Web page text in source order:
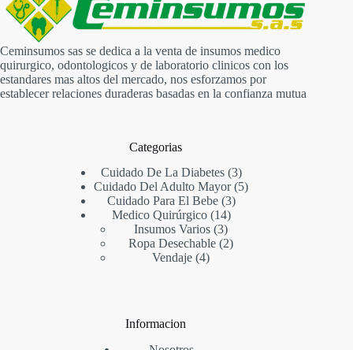
Ceminsumos sas se dedica a la venta de insumos medico
quirurgico, odontologicos y de laboratorio clinicos con los
estandares mas altos del mercado, nos esforzamos por
establecer relaciones duraderas basadas en la confianza mutua
Categorias
Cuidado De La Diabetes 33
productos
Cuidado Del Adulto Mayor 55
Cuidado Para El Bebe 33
productos
Medico Quirúrgico 1414
productos
Insumos Varios 33
productos
Ropa Desechable 22
Vendaje 44
Informacion